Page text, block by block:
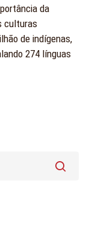
da
culturas
de indígenas,
274 línguas